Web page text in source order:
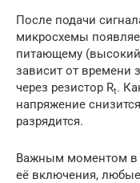
После подачи
микросхемы
питающему (высокий
зависит от времени
через резистор Rt.
напряжение
разрядится.
Важным моментом в
её включения, любые